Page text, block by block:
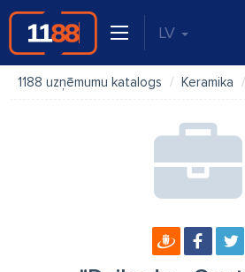
LV
1188 uzņēmumu katalogs Keramika